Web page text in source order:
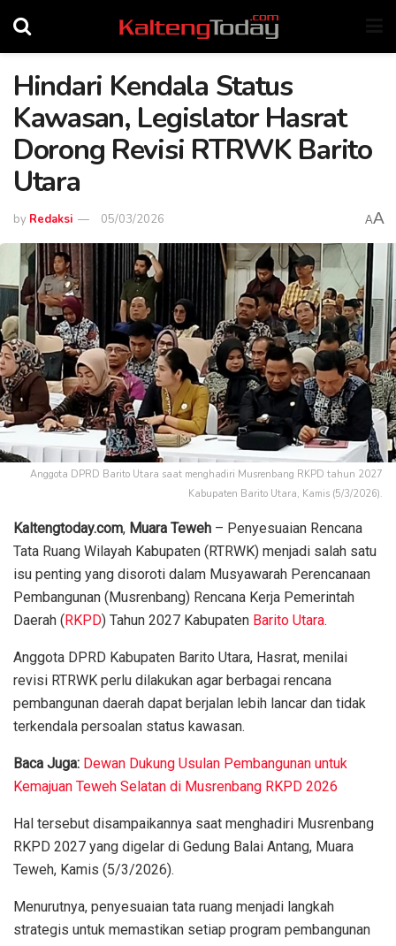
Hindari Kendala Status
Kawasan, Legislator Hasrat
Dorong Revisi RTRWK Barito
Utara
by Redaksi 05/03/2026 AA
Anggota DPRD Barito Utara saat menghadiri Musrenbang RKPD tahun 2027
Kabupaten Barito Utara, Kamis (5/3/2026).
Kaltengtoday.com, Muara Teweh – Penyesuaian Rencana
Tata Ruang Wilayah Kabupaten (RTRWK) menjadi salah satu
isu penting yang disoroti dalam Musyawarah Perencanaan
Pembangunan (Musrenbang) Rencana Kerja Pemerintah
Daerah (RKPD) Tahun 2027 Kabupaten Barito Utara.
Anggota DPRD Kabupaten Barito Utara, Hasrat, menilai
revisi RTRWK perlu dilakukan agar berbagai rencana
pembangunan daerah dapat berjalan lebih lancar dan tidak
terkendala persoalan status kawasan.
Baca Juga: Dewan Dukung Usulan Pembangunan untuk
Kemajuan Teweh Selatan di Musrenbang RKPD 2026
Hal tersebut disampaikannya saat menghadiri Musrenbang
RKPD 2027 yang digelar di Gedung Balai Antang, Muara
Teweh, Kamis (5/3/2026).
Menurutnya, penyesuaian tata ruang menjadi langkah
strategis untuk memastikan setiap program pembangunan